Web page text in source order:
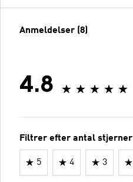
Anmeldelser (8)
4.8
Filtrer efter antal stjerner
5 4 3